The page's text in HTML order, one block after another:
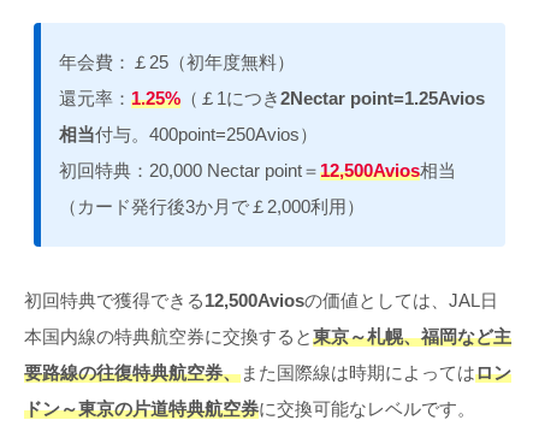
年会費：￡25（初年度無料）
還元率：1.25% （￡1につき2Nectar point=1.25Avios
相当付与。400point=250Avios）
初回特典：20,000 Nectar point＝12,500Avios相当
（カード発行後3か月で￡2,000利用）
初回特典で獲得できる12,500Aviosの価値としては、JAL日
本国内線の特典航空券に交換すると東京～札幌、福岡など主
要路線の往復特典航空券、また国際線は時期によってはロン
ドン～東京の片道特典航空券に交換可能なレベルです。